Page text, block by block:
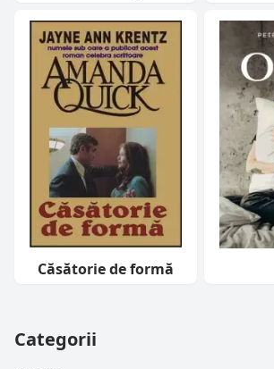
Căsătorie de formă
Categorii